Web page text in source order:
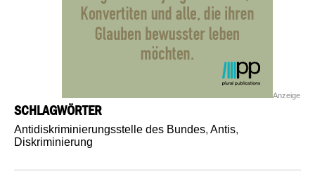
Anzeige
SCHLAGWÖRTER
Antidiskriminierungsstelle des Bundes, Antis,
Diskriminierung